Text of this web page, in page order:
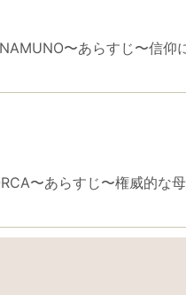
〜あらすじ〜信仰
〜あらすじ〜権威的な